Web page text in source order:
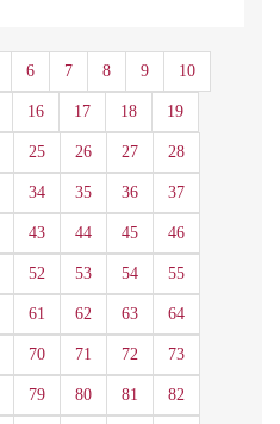
6 7 8 9 10
16 17 18 19
25 26 27 28
34 35 36 37
43 44 45 46
52 53 54 55
61 62 63 64
70 71 72 73
79 80 81 82